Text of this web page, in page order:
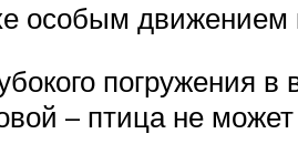
особым движением
погружения
– птица не